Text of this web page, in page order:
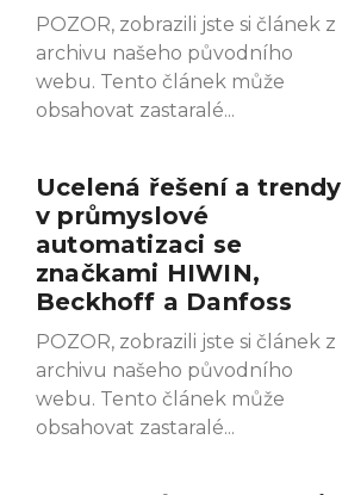
POZOR, zobrazili jste si článek z
archivu našeho původního
webu. Tento článek může
obsahovat zastaralé
Ucelená řešení a trendy
v průmyslové
automatizaci se
značkami HIWIN,
Beckhoff a Danfoss
POZOR, zobrazili jste si článek z
archivu našeho původního
webu. Tento článek může
obsahovat zastaralé